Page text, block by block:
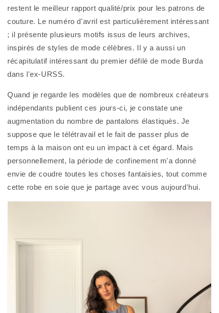
restent le meilleur rapport qualité/prix pour les patrons de
couture. Le numéro d'avril est particulièrement intéressant
; il présente plusieurs motifs issus de leurs archives,
inspirés de styles de mode célèbres. Il y a aussi un
récapitulatif intéressant du premier défilé de mode Burda
dans l'ex-URSS.
Quand je regarde les modèles que de nombreux créateurs
indépendants publient ces jours-ci, je constate une
augmentation du nombre de pantalons élastiqués. Je
suppose que le télétravail et le fait de passer plus de
temps à la maison ont eu un impact à cet égard. Mais
personnellement, la période de confinement m'a donné
envie de coudre toutes les choses fantaisies, tout comme
cette robe en soie que je partage avec vous aujourd'hui.